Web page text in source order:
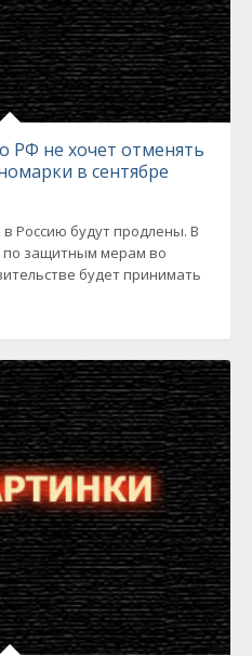
РФ не хочет отменять
в сентябре
Россию будут продлены. В
по защитным мерам во
будет принимать